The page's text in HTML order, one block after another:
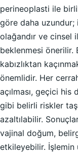
perineoplasti ile
göre daha uzundur;
olağandır ve cinsel
beklenmesi önerilir.
kabızlıktan
önemlidir. Her
açılması, geçici his
gibi belirli riskler
azaltılabilir.
vajinal doğum,
etkileyebilir. İşlemin